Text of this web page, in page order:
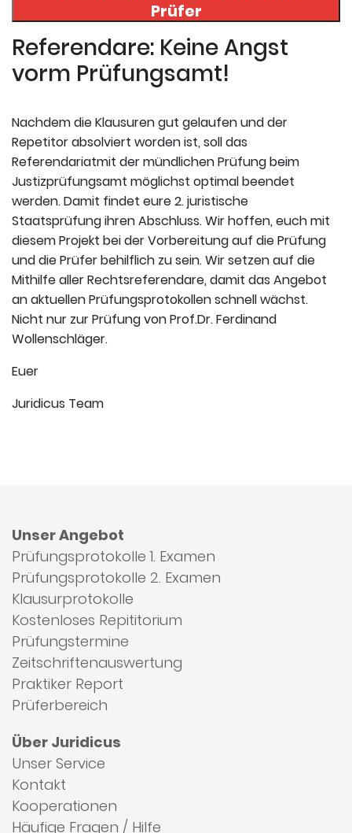
Prüfer
Prof.Dr. Ferdinand Wollenschläger
in uneserer Datenbank finden. Hier
registrieren und das Protokoll
Referendare: Keine Angst
vorm Prüfungsamt!
Nachdem die Klausuren gut gelaufen und der
Repetitor absolviert worden ist, soll das
Referendariatmit der mündlichen Prüfung beim
Justizprüfungsamt möglichst optimal beendet
werden. Damit findet eure 2. juristische
Staatsprüfung ihren Abschluss. Wir hoffen, euch mit
diesem Projekt bei der Vorbereitung auf die Prüfung
und die Prüfer behilflich zu sein. Wir setzen auf die
Mithilfe aller Rechtsreferendare, damit das Angebot
an aktuellen Prüfungsprotokollen schnell wächst.
Nicht nur zur Prüfung von Prof.Dr. Ferdinand
Wollenschläger.
Euer
Juridicus Team
Unser Angebot
Prüfungsprotokolle 1. Examen
Prüfungsprotokolle 2. Examen
Klausurprotokolle
Kostenloses Repititorium
Prüfungstermine
Zeitschriftenauswertung
Praktiker Report
Prüferbereich
Über Juridicus
Unser Service
Kontakt
Kooperationen
Häufige Fragen / Hilfe